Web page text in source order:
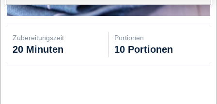
Zubereitungszeit
20 Minuten
Portionen
10 Portionen